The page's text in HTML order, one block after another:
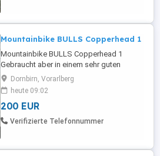
Mountainbike BULLS Copperhead 1
Mountainbike BULLS Copperhead 1
Gebraucht aber in einem sehr guten
Zustand. Fürs Gelände und für den Alltag
geeignet. Steckschutzbleche inklusive.
Rahmengröße: 52 cm Kettenschaltung: 27
Gang Räder: 26" Federgabel vorne
Hydraulische Scheibenbremsen Keine
Dornbirn, Vorarlberg
heute 09:02
200 EUR
Verifizierte Telefonnummer